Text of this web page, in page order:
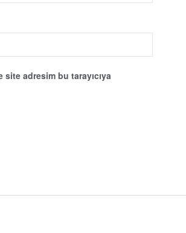
site adresim bu tarayıcıya